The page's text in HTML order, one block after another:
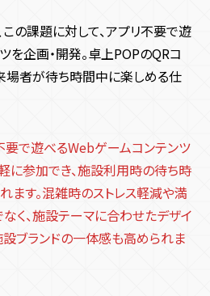
ケーション エンタメ要素
ーン 冬キャンペーン
タバース ユーザー参加型
ャ・ルーレット・抽選
成 診断・占い・シナリオ
CRM機能 AI機能
能 決済機能
デジタルサイネージ SNS
WebGL Javascript react
マルチプレイ Web3.0
問い合わせ
の課題に対して、アプリ不要で遊
を企画・開発。卓上POPのQRコ
場者が待ち時間中に楽しめる仕
要で遊べるWebゲームコンテンツ
に参加でき、施設利用時の待ち時
ます。混雑時のストレス軽減や満
く、施設テーマに合わせたデザイ
設ブランドの一体感も高められま